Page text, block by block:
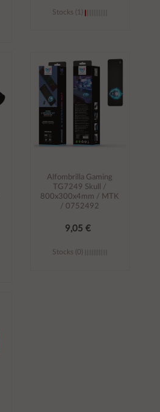
Stocks (1)
carrito
Alfombrilla Gaming
TG7249 Skull /
800x300x4mm / MTK
/ 0752492
9,05 €
Stocks (0)